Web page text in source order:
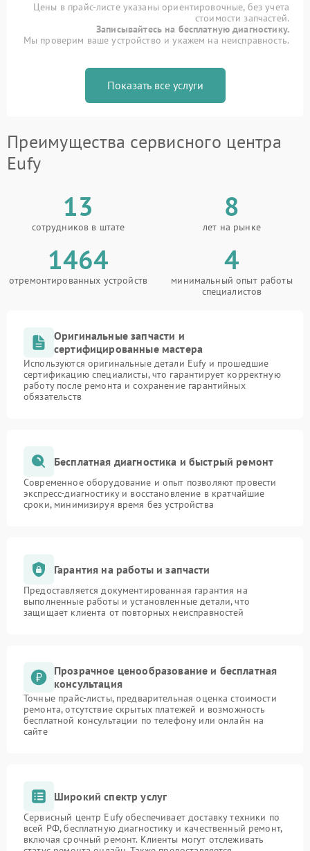
Цены в прайс-листе указаны ориентировочные, без учета
стоимости запчастей.
Записывайтесь на бесплатную диагностику.
Мы проверим ваше устройство и укажем на неисправность.
Показать все услуги
Преимущества сервисного центра
Eufy
13
сотрудников в штате
8
лет на рынке
1464
отремонтированных устройств
4
минимальный опыт работы
специалистов
Оригинальные запчасти и
сертифицированные мастера
Используются оригинальные детали Eufy и прошедшие
сертификацию специалисты, что гарантирует корректную
работу после ремонта и сохранение гарантийных
обязательств
Бесплатная диагностика и быстрый ремонт
Современное оборудование и опыт позволяют провести
экспресс-диагностику и восстановление в кратчайшие
сроки, минимизируя время без устройства
Гарантия на работы и запчасти
Предоставляется документированная гарантия на
выполненные работы и установленные детали, что
защищает клиента от повторных неисправностей
Прозрачное ценообразование и бесплатная
консультация
Точные прайс-листы, предварительная оценка стоимости
ремонта, отсутствие скрытых платежей и возможность
бесплатной консультации по телефону или онлайн на
сайте
Широкий спектр услуг
Сервисный центр Eufy обеспечивает доставку техники по
всей РФ, бесплатную диагностику и качественный ремонт,
включая срочный ремонт. Клиенты могут отслеживать